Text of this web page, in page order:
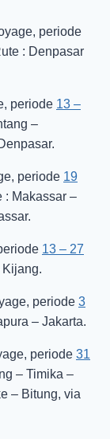
periode
: Denpasar
periode 13 –
–
periode 19
: Makassar –
13 – 27
periode 3
– Jakarta.
periode 31
– Timika –
– Bitung, via